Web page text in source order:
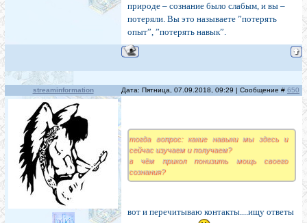
природе – сознание было слабым, и вы –
потеряли. Вы это называете ”потерять
опыт”, ”потерять навык”.
streaminformation Дата: Пятница, 07.09.2018, 09:29 | Сообщение # 650
тогда вопрос: какие навыки мы здесь и
сейчас изучаем и получаем?
в чём прикол понизить мощь своего
сознания?
вот и перечитываю контакты....ищу ответы